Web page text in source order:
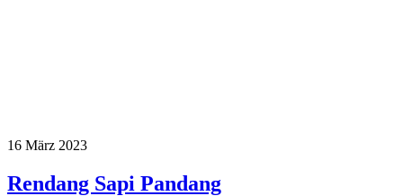
16 März 2023
Rendang Sapi Pandang